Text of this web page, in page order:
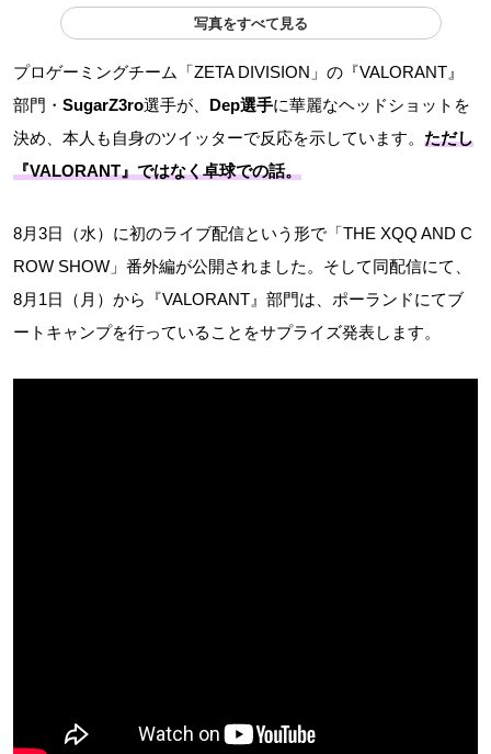
写真をすべて見る
プロゲーミングチーム「ZETA DIVISION」の『VALORANT』
部門・ SugarZ3ro選手が、 Dep選手に華麗なヘッドショットを
決め、本人も自身のツイッターで反応を示しています。 ただし
『VALORANT』ではなく卓球での話。
8月3日（水）に初のライブ配信という形で「THE XQQ AND C
ROW SHOW」番外編が公開されました。そして同配信にて、
8月1日（月）から『VALORANT』部門は、ポーランドにてブ
ートキャンプを行っていることをサプライズ発表します。